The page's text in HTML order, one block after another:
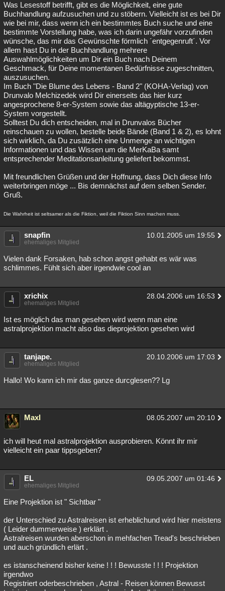
Was Lesestoff betrifft, gibt es die Möglichkeit, eine gute
Buchhandlung aufzusuchen und zu stöbern. Vielleicht ist es bei Dir
wie bei mir, dass wenn ich ein bestimmtes Buch suche und eine
bestimmte Vorstellung habe, was ich darin ungefähr vorzufinden
wünsche, das mir das Gewünschte förmlich ´entgegenruft´. Vor
allem hast Du in der Buchhandlung mehrere
Auswahlmöglichkeiten um Dir ein Buch nach Deinem
Geschmack, für Deine momentanen Bedürfnisse zugeschnitten,
auszusuchen.
Im Buch "Die Blume des Lebens - Band 2" (KOHA-Verlag) von
Drunvalo Melchizedek wird Dir einerseits das hier kurz
angesprochene 8-er-System sowie das altägyptische 13-er-
System vorgestellt.
Solltest Du dich entscheiden, mal in Drunvalos Bücher
reinschauen zu wollen, bestelle beide Bände (Band 1 & 2), es lohnt
sich wirklich, da Du zusätzlich eine Unmenge an wichtigen
Informationen und das Wissen um die MerKaBa samt
entsprechender Meditationsanleitung geliefert bekommst.
Mit freundlichen Grüßen und der Hoffnung, dass Dich diese Info
weiterbringen möge ... Bis demnächst auf dem selben Sender.
Gruß.
Die Wahrheit ist seltsamer als die Fiktion, weil die Fiktion Sinn machen muss.
snapfin 10.01.2005 um 19:55
ehemaliges Mitglied
Vielen dank Forsaken, hab schon angst gehabt es wär was
schlimmes. Fühlt sich aber irgendwie cool an
xrichix 28.04.2006 um 16:53
ehemaliges Mitglied
Ist es möglich das man gesehen wird wenn man eine
astralprojektion macht also das dieprojektion gesehen wird
tanjape. 20.10.2006 um 17:03
ehemaliges Mitglied
Hallo! Wo kann ich mir das ganze durcglesen?? Lg
Maxl 08.05.2007 um 20:10
ich will heut mal astralprojektion ausprobieren. Könnt ihr mir
vielleicht ein paar tippsgeben?
EL 09.05.2007 um 01:46
ehemaliges Mitglied
Eine Projektion ist " Sichtbar "
der Unterschied zu Astralreisen ist erheblichund wird hier meistens
( Leider dummerweise ) erklärt .
Astralreisen wurden aberschon in mehfachen Tread's beschrieben
und auch gründlich erlärt .
es istanscheinend bisher keine ! ! ! Bewusste ! ! ! Projektion
irgendwo
Registriert oderbeschrieben , Astral - Reisen können Bewusst